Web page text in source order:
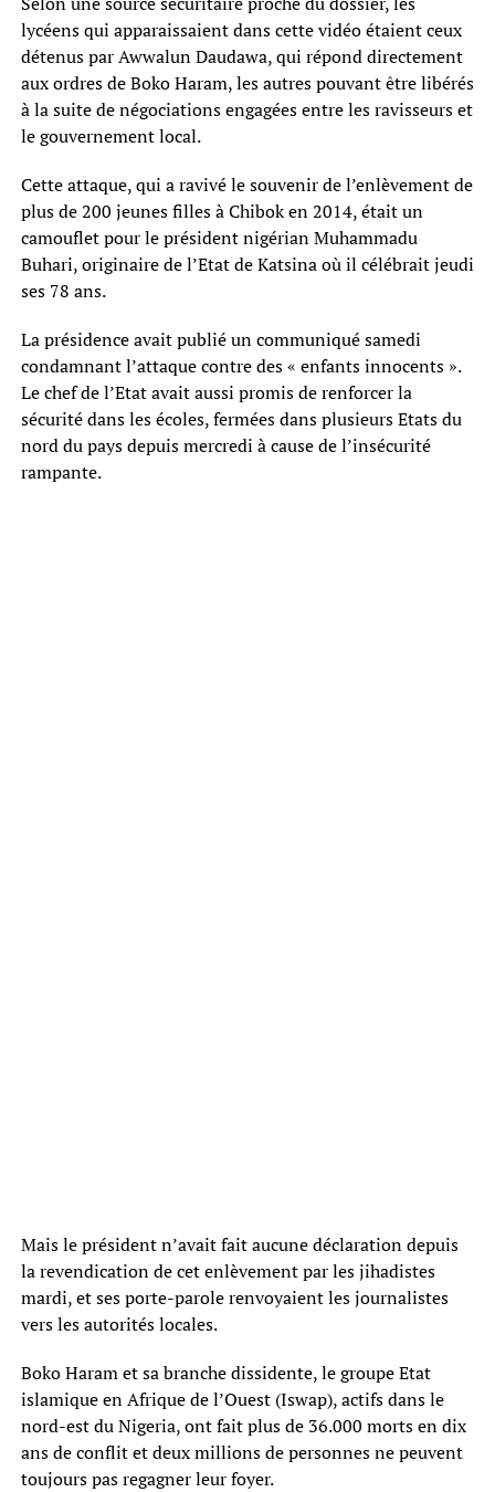
lycéens qui apparaissaient dans cette vidéo étaient ceux
détenus par Awwalun Daudawa, qui répond directement
aux ordres de Boko Haram, les autres pouvant être libérés
à la suite de négociations engagées entre les ravisseurs et
le gouvernement local.
Cette attaque, qui a ravivé le souvenir de l’enlèvement de
plus de 200 jeunes filles à Chibok en 2014, était un
camouflet pour le président nigérian Muhammadu
Buhari, originaire de l’Etat de Katsina où il célébrait jeudi
ses 78 ans.
La présidence avait publié un communiqué samedi
condamnant l’attaque contre des « enfants innocents ».
Le chef de l’Etat avait aussi promis de renforcer la
sécurité dans les écoles, fermées dans plusieurs Etats du
nord du pays depuis mercredi à cause de l’insécurité
rampante.
Mais le président n’avait fait aucune déclaration depuis
la revendication de cet enlèvement par les jihadistes
mardi, et ses porte-parole renvoyaient les journalistes
vers les autorités locales.
Boko Haram et sa branche dissidente, le groupe Etat
islamique en Afrique de l’Ouest (Iswap), actifs dans le
nord-est du Nigeria, ont fait plus de 36.000 morts en dix
ans de conflit et deux millions de personnes ne peuvent
toujours pas regagner leur foyer.